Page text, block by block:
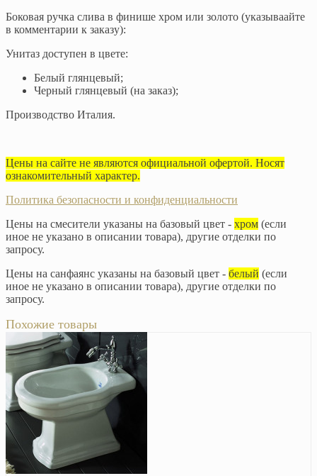
Боковая ручка слива в финише хром или золото (указываайте
в комментарии к заказу):
Унитаз доступен в цвете:
Белый глянцевый;
Черный глянцевый (на заказ);
Производство Италия.
Цены на сайте не являются официальной офертой. Носят
ознакомительный характер.
Политика безопасности и конфиденциальности
Цены на смесители указаны на базовый цвет - хром (если
иное не указано в описании товара), другие отделки по
запросу.
Цены на санфаянс указаны на базовый цвет - белый (если
иное не указано в описании товара), другие отделки по
запросу.
Похожие товары